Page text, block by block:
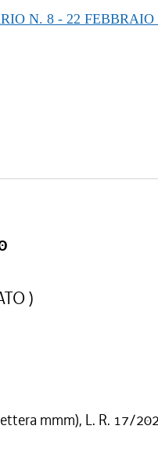
N. 8 - 22 FEBBRAIO
)
mmm), L. R. 17/